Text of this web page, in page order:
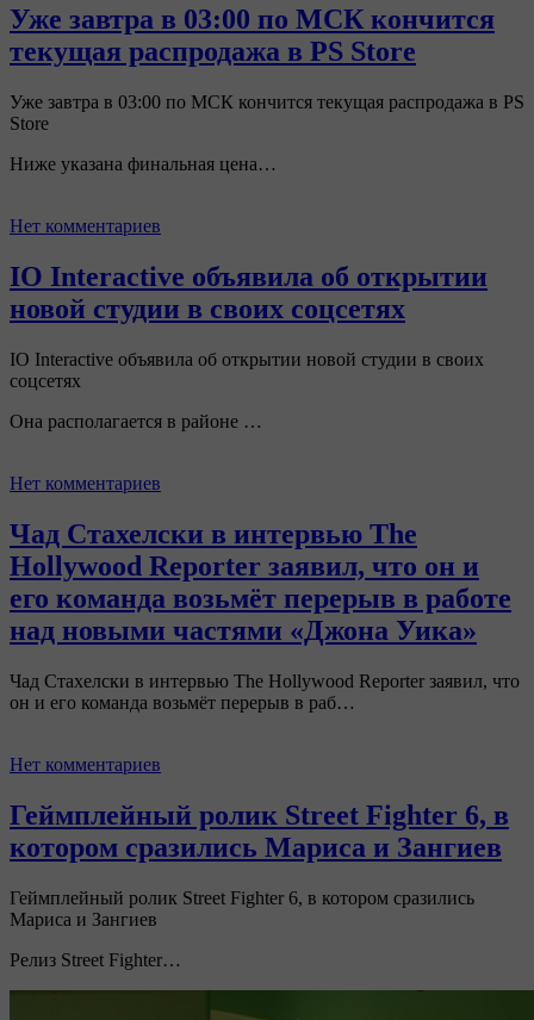
Уже завтра в 03:00 по МСК кончится
текущая распродажа в PS Store
Уже завтра в 03:00 по МСК кончится текущая распродажа в PS
Store
Ниже указана финальная цена…
Нет комментариев
IO Interactive объявила об открытии
новой студии в своих соцсетях
IO Interactive объявила об открытии новой студии в своих
соцсетях
Она располагается в районе …
Нет комментариев
Чад Стахелски в интервью The
Hollywood Reporter заявил, что он и
его команда возьмёт перерыв в работе
над новыми частями «Джона Уика»
Чад Стахелски в интервью The Hollywood Reporter заявил, что
он и его команда возьмёт перерыв в раб…
Нет комментариев
Геймплейный ролик Street Fighter 6, в
котором сразились Мариса и Зангиев
Геймплейный ролик Street Fighter 6, в котором сразились
Мариса и Зангиев
Релиз Street Fighter…